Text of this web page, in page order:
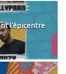
l'épicentre